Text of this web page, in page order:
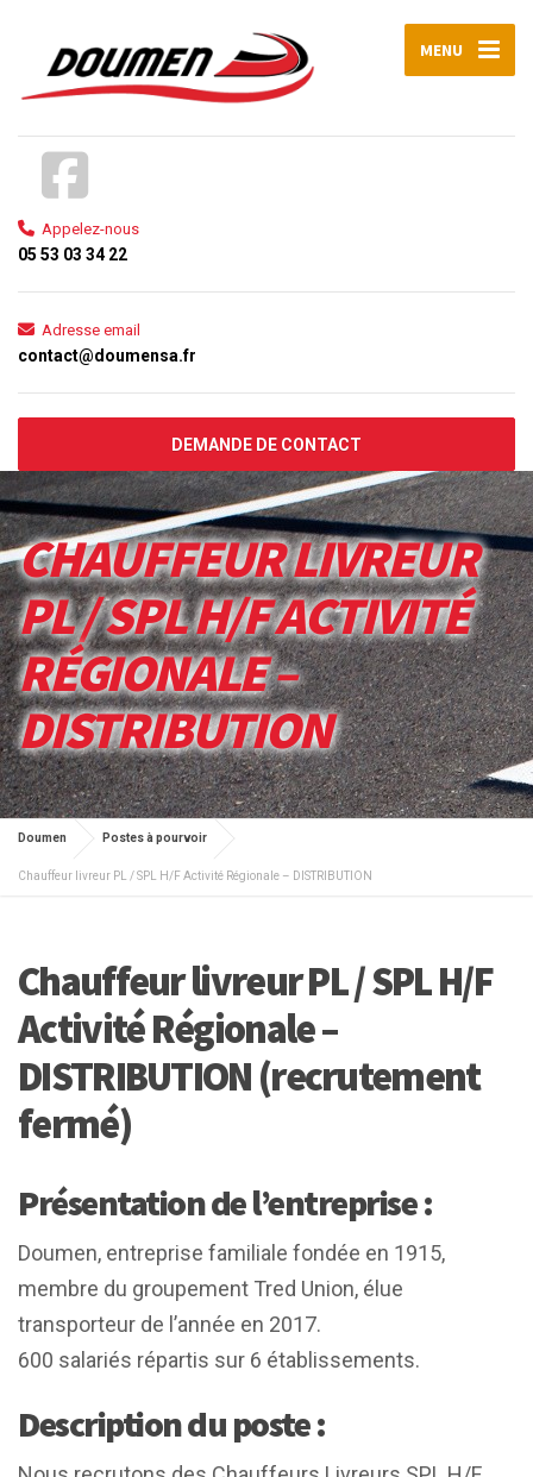
MENU
Appelez-nous
05 53 03 34 22
Adresse email
contact@doumensa.fr
DEMANDE DE CONTACT
CHAUFFEUR LIVREUR
PL / SPL H/F ACTIVITÉ
RÉGIONALE –
DISTRIBUTION
Doumen Postes à pourvoir
Chauffeur livreur PL / SPL H/F Activité Régionale – DISTRIBUTION
Chauffeur livreur PL / SPL H/F
Activité Régionale –
DISTRIBUTION (recrutement
fermé)
Présentation de l’entreprise :
Doumen, entreprise familiale fondée en 1915,
membre du groupement Tred Union, élue
transporteur de l’année en 2017.
600 salariés répartis sur 6 établissements.
Description du poste :